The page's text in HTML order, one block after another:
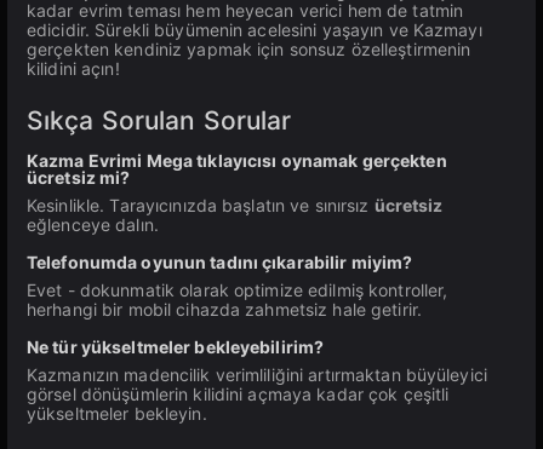
kadar evrim teması hem heyecan verici hem de tatmin
edicidir. Sürekli büyümenin acelesini yaşayın ve Kazmayı
gerçekten kendiniz yapmak için sonsuz özelleştirmenin
kilidini açın!
Sıkça Sorulan Sorular
Kazma Evrimi Mega tıklayıcısı oynamak gerçekten
ücretsiz mi?
Kesinlikle. Tarayıcınızda başlatın ve sınırsız ücretsiz
eğlenceye dalın.
Telefonumda oyunun tadını çıkarabilir miyim?
Evet - dokunmatik olarak optimize edilmiş kontroller,
herhangi bir mobil cihazda zahmetsiz hale getirir.
Ne tür yükseltmeler bekleyebilirim?
Kazmanızın madencilik verimliliğini artırmaktan büyüleyici
görsel dönüşümlerin kilidini açmaya kadar çok çeşitli
yükseltmeler bekleyin.